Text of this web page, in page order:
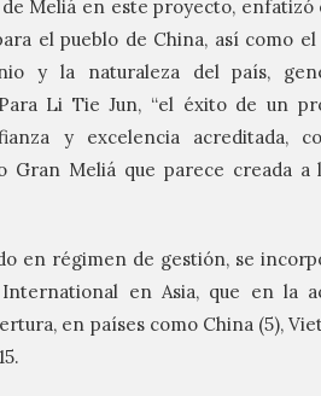
Meliá en este proyecto,
el pueblo de China, así como
y la naturaleza del país,
Li Tie Jun, “el éxito de un
y excelencia acreditada,
Gran Meliá que parece creada a
en régimen de gestión, se
en Asia, que en la
en países como China (5),